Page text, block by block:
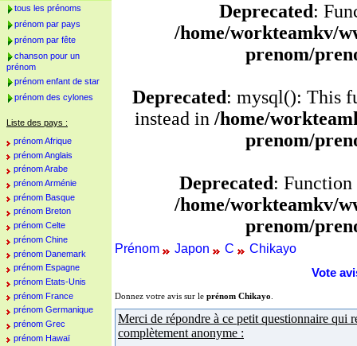
Deprecated:
/home/workteamkv/
prenom/
Deprecated: mysql(): This
instead in /home/
prenom/
Deprecated:
/home/workteamkv/
prenom/
Prénom Japon C Chikayo
Vote
Donnez votre avis sur le prénom Chikayo
Merci de répondre à ce petit questionnaire qui
complètement anonyme :
tous les prénoms
prénom par pays
prénom par fête
chanson pour un
prénom
prénom enfant de star
prénom des cylones
Liste des pays :
prénom Afrique
prénom Anglais
prénom Arabe
prénom Arménie
prénom Basque
prénom Breton
prénom Celte
prénom Chine
prénom Danemark
prénom Espagne
prénom Etats-Unis
prénom France
prénom Germanique
prénom Grec
prénom Hawaï